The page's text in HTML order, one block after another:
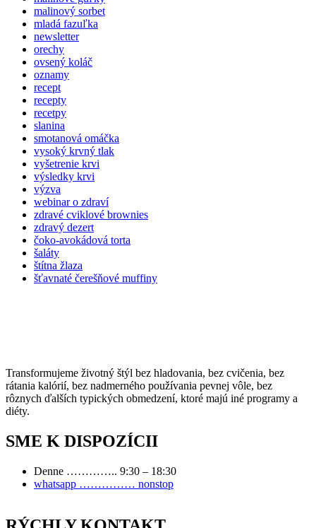
malinový sorbet
mladá fazuľka
newsletter
orechy
ovsený koláč
oznamy
recept
recepty
recetpy
slanina
smotanová omáčka
vysoký krvný tlak
vyšetrenie krvi
výsledky krvi
výzva
webinar o zdraví
zdravé cviklové brownies
zdravý dezert
čoko-avokádová torta
šaláty
štítna žlaza
šťavnaté čerešňové muffiny
Transformujeme životný štýl bez hladovania, bez cvičenia, bez
rátania kalórií, bez nadmerného používania pevnej vôle, bez
rôznych ďalších typických obmedzení, ktoré majú iné programy a
diéty.
SME K DISPOZÍCII
Denne ………….. 9:30 – 18:30
whatsapp …………… nonstop